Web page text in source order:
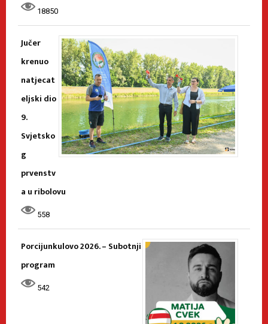
18850
Jučer
krenuo
natjecat
eljski dio
9.
Svjetsko
g
prvenstv
a u ribolovu
558
Porcijunkulovo 2026. – Subotnji
program
542